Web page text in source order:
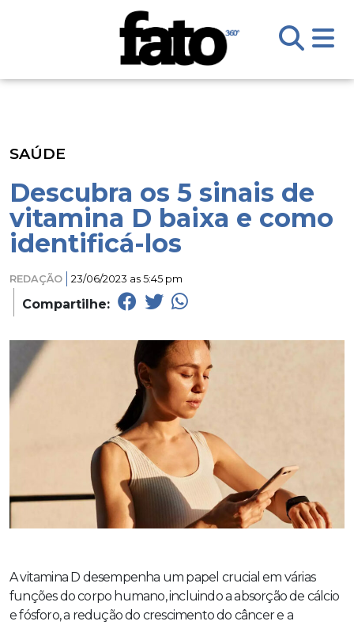
SAÚDE
Descubra os 5 sinais de
vitamina D baixa e como
identificá-los
REDAÇÃO 23/06/2023 as 5:45 pm
Compartilhe:
A vitamina D desempenha um papel crucial em várias
funções do corpo humano, incluindo a absorção de cálcio
e fósforo, a redução do crescimento do câncer e a